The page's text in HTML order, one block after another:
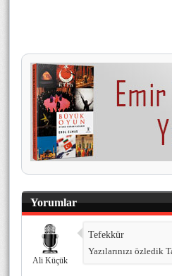
Yorumlar
Ali Küçük
Tefekkür
Yazılarınızı özledik